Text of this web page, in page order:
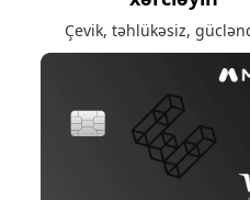
Çevik, təhlükəsiz,